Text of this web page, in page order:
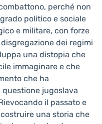
perché non
politico e sociale
e militare, con forze
dei regimi
una distopia che
immaginare e che
che ha
jugoslava
il passato e
una storia che